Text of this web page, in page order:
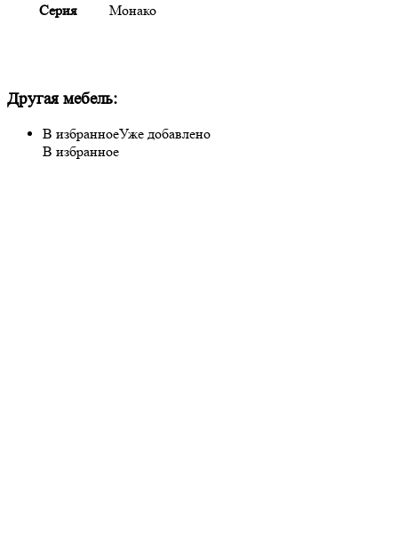
Серия Монако
Другая мебель:
В избранноеУже добавлено
В избранное